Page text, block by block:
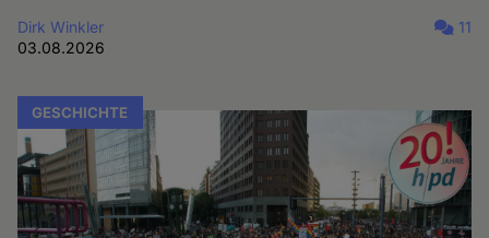
Dirk Winkler
03.08.2026
11
GESCHICHTE